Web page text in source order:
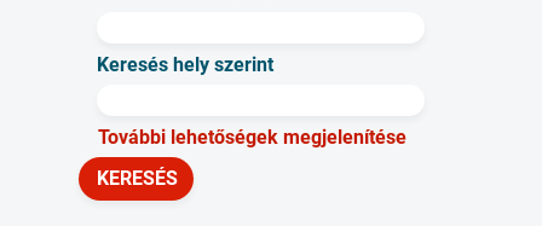
Keresés hely szerint
További lehetőségek megjelenítése